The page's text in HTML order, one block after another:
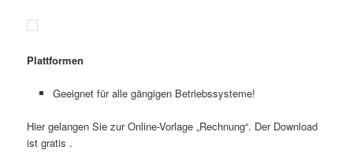
Plattformen
Geeignet für alle gängigen Betriebssysteme!
Hier gelangen Sie zur Online-Vorlage „Rechnung“. Der Download
ist gratis .